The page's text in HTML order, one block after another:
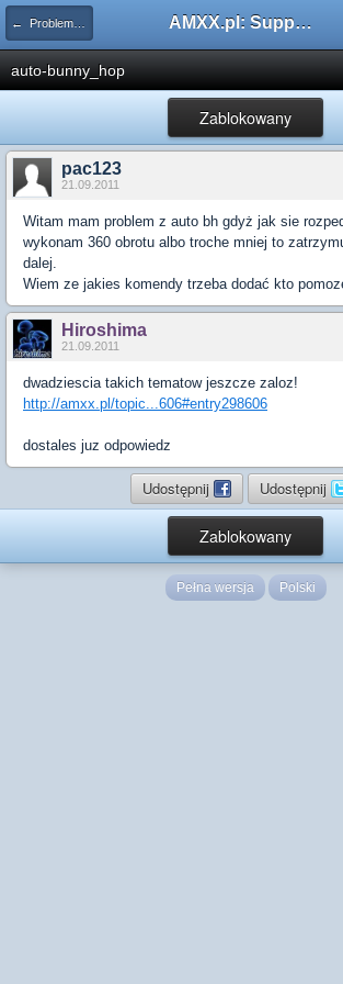
← Problemy z pluginami AMXX.pl: Support AMX Mod X i SourceMod
auto-bunny_hop
Zablokowany
pac123
21.09.2011
Witam mam problem z auto bh gdyż jak sie
wykonam 360 obrotu albo troche mniej to
dalej.
Wiem ze jakies komendy trzeba dodać kto
Hiroshima
21.09.2011
dwadziescia takich tematow jeszcze zaloz!
http://amxx.pl/topic...606#entry298606
dostales juz odpowiedz
Udostępnij Udostępnij
Zablokowany
Pełna wersja Polski